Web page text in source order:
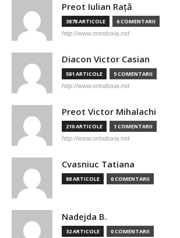
Preot Iulian Raţă
3878 ARTICOLE 6 COMENTARII
http://www.ortodoxia.md
Diacon Victor Casian
581 ARTICOLE 5 COMENTARII
http://www.ortodoxia.md
Preot Victor Mihalachi
210 ARTICOLE 1 COMENTARII
http://www.ortodoxia.md
Cvasniuc Tatiana
88 ARTICOLE 0 COMENTARII
Nadejda B.
32 ARTICOLE 0 COMENTARII